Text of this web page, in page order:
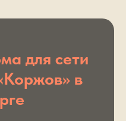
для сети
в